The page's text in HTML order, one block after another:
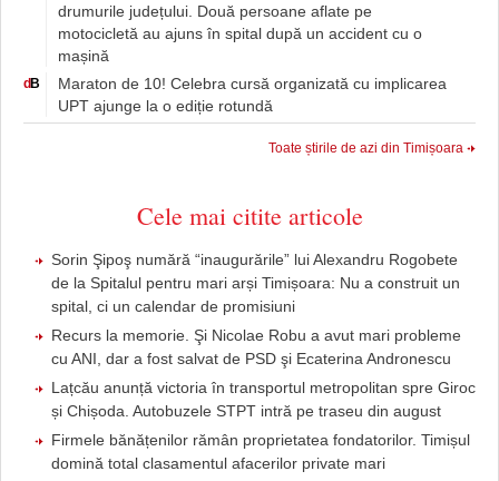
drumurile județului. Două persoane aflate pe
motocicletă au ajuns în spital după un accident cu o
mașină
d B
Maraton de 10! Celebra cursă organizată cu implicarea
UPT ajunge la o ediție rotundă
Toate știrile de azi din Timișoara
Cele mai citite articole
Sorin Şipoş numără “inaugurările” lui Alexandru Rogobete
de la Spitalul pentru mari arși Timișoara: Nu a construit un
spital, ci un calendar de promisiuni
Recurs la memorie. Şi Nicolae Robu a avut mari probleme
cu ANI, dar a fost salvat de PSD şi Ecaterina Andronescu
Lațcău anunță victoria în transportul metropolitan spre Giroc
și Chișoda. Autobuzele STPT intră pe traseu din august
Firmele bănățenilor rămân proprietatea fondatorilor. Timișul
domină total clasamentul afacerilor private mari